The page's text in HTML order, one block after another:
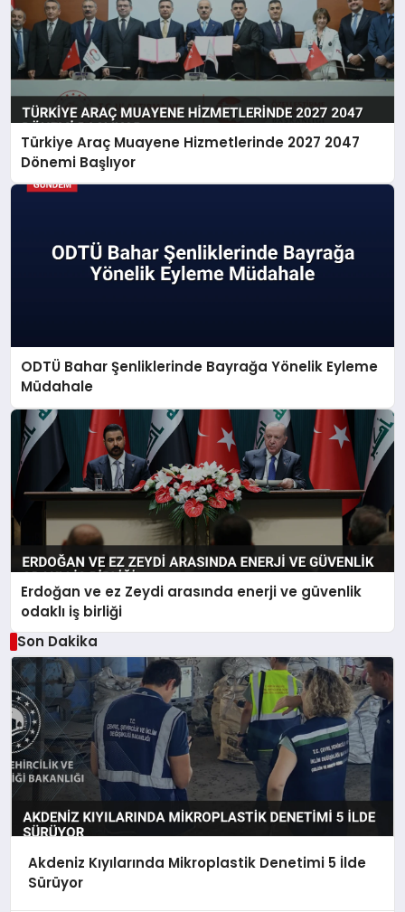
Türkiye Araç Muayene Hizmetlerinde 2027 2047
Dönemi Başlıyor
ODTÜ Bahar Şenliklerinde Bayrağa Yönelik Eyleme
Müdahale
Erdoğan ve ez Zeydi arasında enerji ve güvenlik
odaklı iş birliği
Son Dakika
Akdeniz Kıyılarında Mikroplastik Denetimi 5 İlde
Sürüyor